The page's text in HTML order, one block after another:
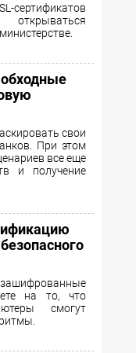
свои
При этом
все еще
и получение
на то, что
смогут